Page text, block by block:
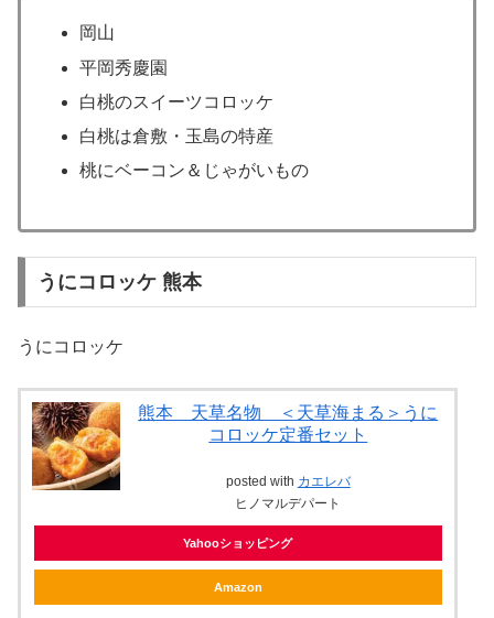
岡山
平岡秀慶園
白桃のスイーツコロッケ
白桃は倉敷・玉島の特産
桃にベーコン＆じゃがいもの
うにコロッケ 熊本
うにコロッケ
熊本 天草名物 ＜天草海まる＞うに
コロッケ定番セット
posted with カエレバ
ヒノマルデパート
Yahooショッピング
Amazon